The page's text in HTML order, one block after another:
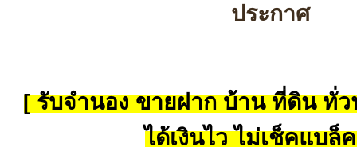
ประกาศ
[ รับจำนอง ขายฝาก บ้าน ที่ดิน ทั่ว
ได้เงินไว ไม่เช็คแบล็